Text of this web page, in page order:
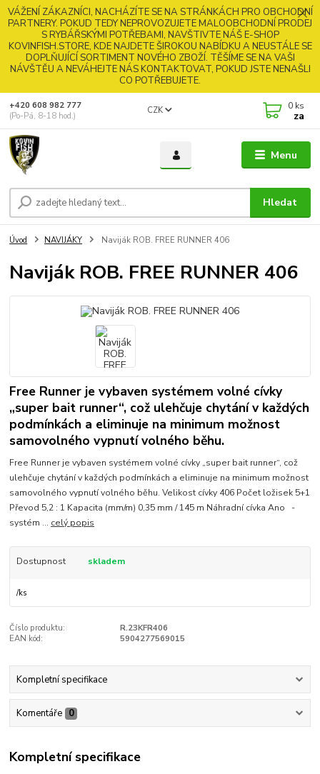
VÁŽENÍ ZÁKAZNÍCI, NACHÁZÍTE SE NA STRÁNKÁCH PRO OBCHODNÍ
PARTNERY. POKUD TEDY NEPROVOZUJETE MALOOBCHODNÍ PRODEJ
S RYBÁŘSKÝMI POTŘEBAMI, NAVŠTIVTE NÁŠ E-SHOP
KOVINFISH.STORE, KDE NAJDETE ŠIROKOU NABÍDKU A NEUSTÁLE SE
DOPLŇUJÍCÍ SORTIMENT NOVÉHO ZBOŽÍ. TĚŠÍME SE NA VAŠI
NÁVŠTĚU A NEVÁHEJTE NÁS KONTAKTOVAT, POKUD JSTE NENAŠLI
CO POTŘEBUJETE.
Menu
CZK
Hledat
+420 608 982 777
(Po-Pá, 8-18 hod.)
0 ks
za
Úvod NAVIJÁKY Naviják ROB. FREE RUNNER 406
Naviják ROB. FREE RUNNER 406
Free Runner je vybaven systémem volné cívky
„super bait runner“, což ulehčuje chytání v každých
podmínkách a eliminuje na minimum možnost
samovolného vypnutí volného běhu.
Free Runner je vybaven systémem volné cívky „super bait runner“, což
ulehčuje chytání v každých podmínkách a eliminuje na minimum možnost
samovolného vypnutí volného běhu. Velikost cívky 406 Počet ložisek 5+1
Převod 5,2 : 1 Kapacita (mm/m) 0,35 mm / 145 m Náhradní cívka Ano -
systém ... celý popis
Dostupnost skladem
/ks
Číslo produktu:
R.23KFR406
EAN kód:
5904277569015
Kompletní specifikace
Komentáře 0
Kompletní specifikace